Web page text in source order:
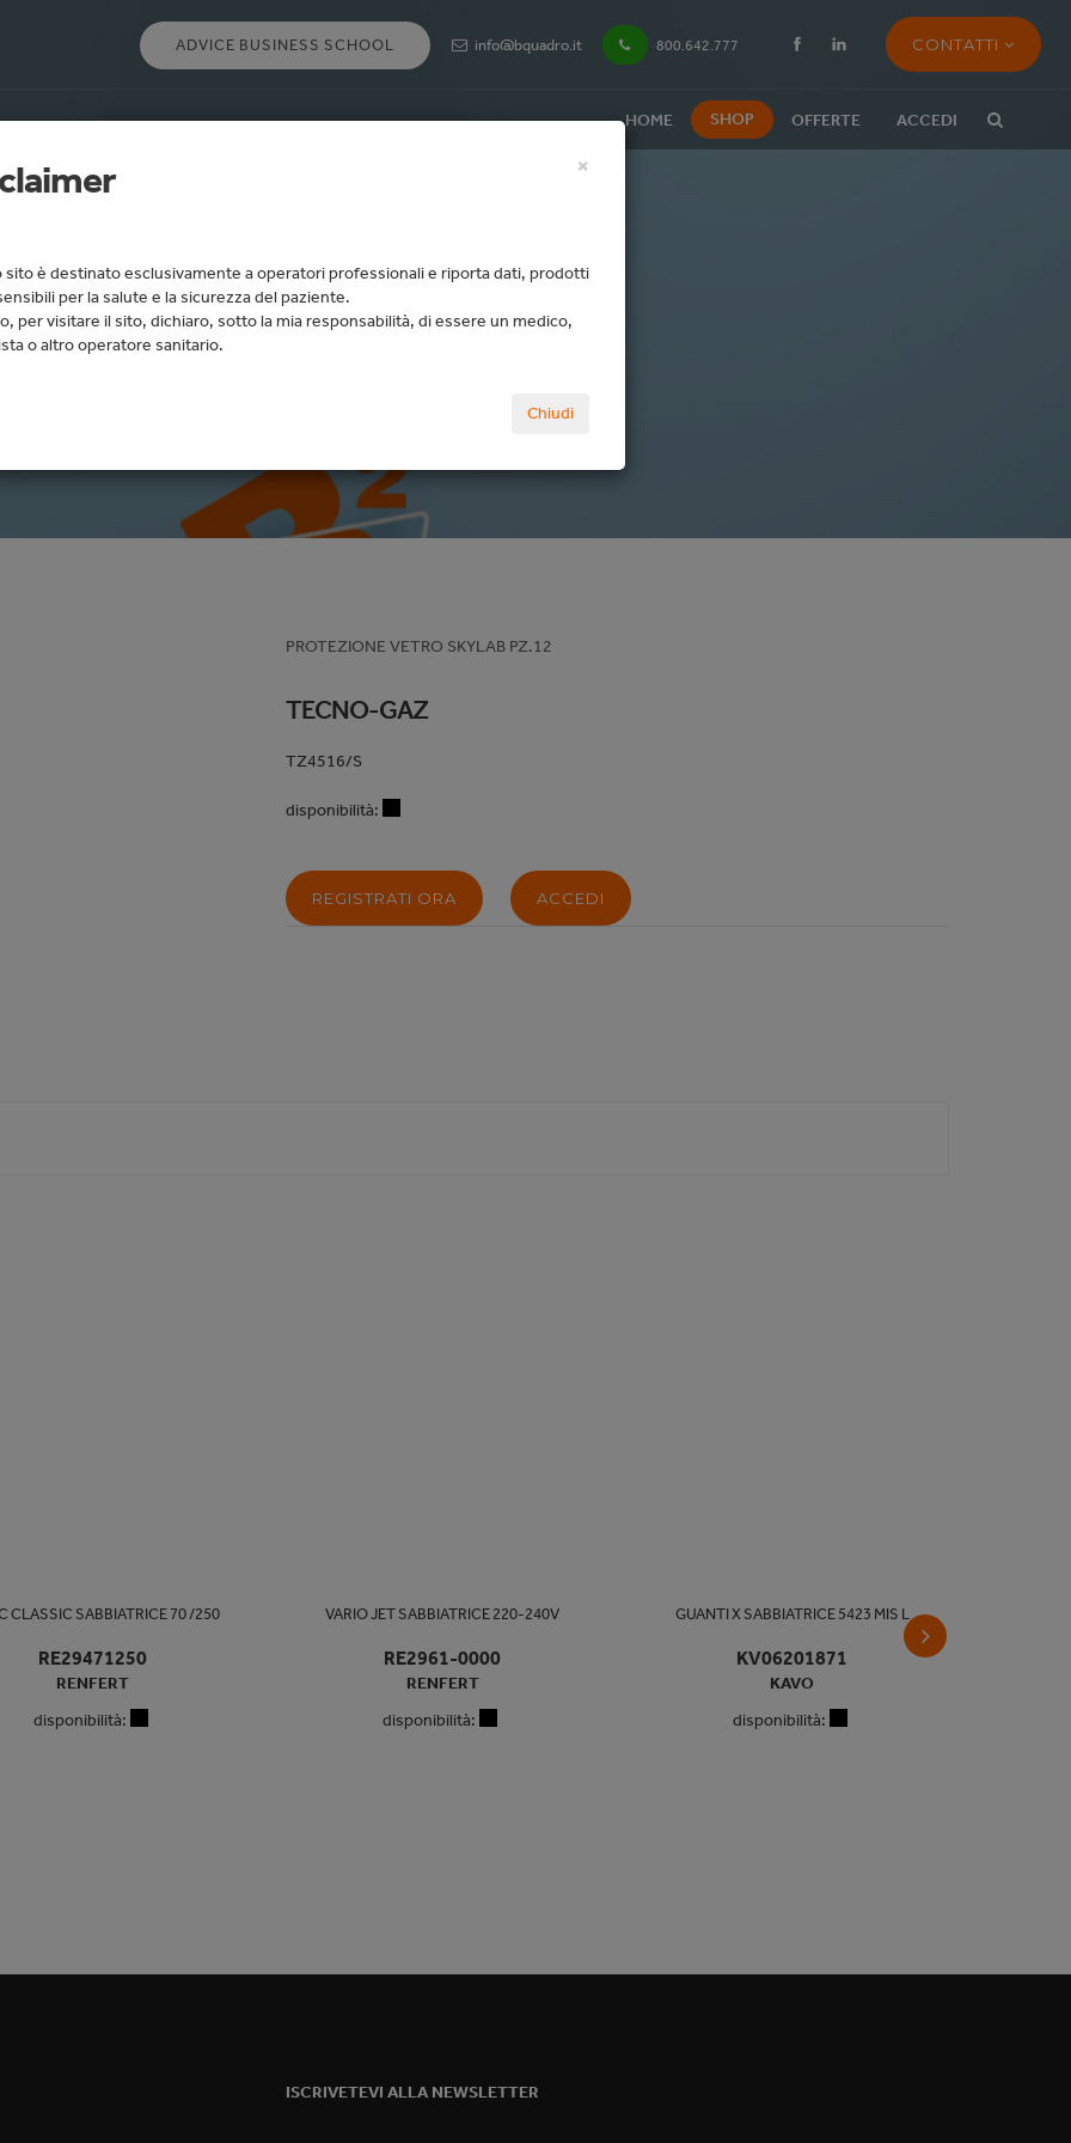
info@bquadro.it 800.642.777 CONTATTI
HOME SHOP OFFERTE ACCEDI
PROTEZIONE VETRO SKYLAB PZ.12
TECNO-GAZ
TZ4516/S
disponibilità:
REGISTRATI ORA ACCEDI
CLASSIC SABBIATRICE 70 /250
RE29471250
RENFERT
disponibilità:
VARIO JET SABBIATRICE 220-240V
RE2961-0000
RENFERT
disponibilità:
GUANTI X SABBIATRICE 5423 MIS L
KV06201871
KAVO
disponibilità:
ISCRIVETEVI ALLA NEWSLETTER
×
sito è destinato esclusivamente a operatori professionali e riporta dati, prodotti
per la salute e la sicurezza del paziente.
per visitare il sito, dichiaro, sotto la mia responsabilità, di essere un medico,
o altro operatore sanitario.
Chiudi